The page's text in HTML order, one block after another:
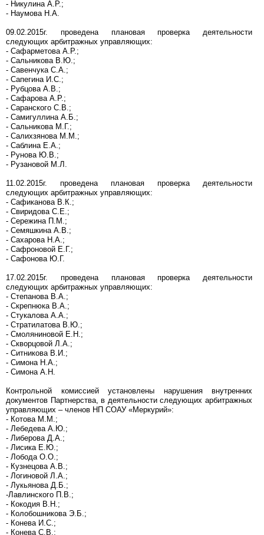
- Никулина А.Р.;
- Наумова Н.А.
09.02.2015г. проведена плановая проверка деятельности
следующих арбитражных управляющих:
- Сафарметова А.Р.;
- Сальникова В.Ю.;
- Савенчука С.А.;
- Сапегина И.С.;
- Рубцова А.В.;
- Сафарова А.Р.;
- Саранского С.В.;
- Самигуллина А.Б.;
- Сальникова М.Г.;
- Салихзянова М.М.;
- Саблина Е.А.;
- Рунова Ю.В.;
- Рузановой М.Л.
11.02.2015г. проведена плановая проверка деятельности
следующих арбитражных управляющих:
- Сафиканова В.К.;
- Свиридова С.Е.;
- Сережина П.М.;
- Семяшкина А.В.;
- Сахарова Н.А.;
- Сафроновой Е.Г.;
- Сафонова Ю.Г.
17.02.2015г. проведена плановая проверка деятельности
следующих арбитражных управляющих:
- Степанова В.А.;
- Скрепнюка В.А.;
- Стукалова А.А.;
- Стратилатова В.Ю.;
- Смоляниновой Е.Н.;
- Скворцовой Л.А.;
- Ситникова В.И.;
- Симона Н.А.;
- Симона А.Н.
Контрольной комиссией установлены нарушения внутренних
документов Партнерства, в деятельности следующих арбитражных
управляющих – членов НП СОАУ «Меркурий»:
- Котова М.М.;
- Лебедева А.Ю.;
- Либерова Д.А.;
- Лисика Е.Ю.;
- Лобода О.О.;
- Кузнецова А.В.;
- Логиновой Л.А.;
- Лукьянова Д.Б.;
-Лавлинского П.В.;
- Кокодия В.Н.;
- Колобошникова Э.Б.;
- Конева И.С.;
- Конева С.В.;